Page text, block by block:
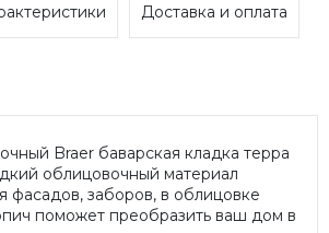
Доставка и оплата
Braer баварская кладка терра
облицовочный материал
фасадов, заборов, в облицовке
поможет преобразить ваш дом в